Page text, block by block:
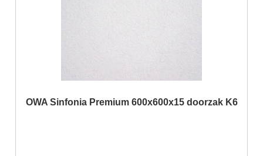
OWA Sinfonia Premium 600x600x15 doorzak K6